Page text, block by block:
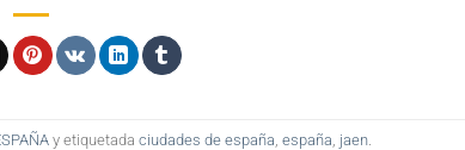
y etiquetadaciudades de españa ,españa jaen